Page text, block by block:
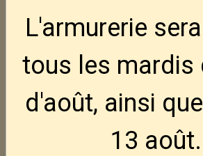
L'armurerie
tous les mardis
d'août, ainsi
13 août.